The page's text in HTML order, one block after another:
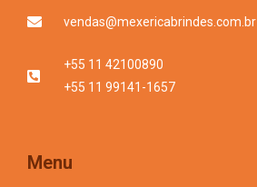
vendas@mexericabrindes.com.br
+55 11 42100890
+55 11 99141-1657
Menu